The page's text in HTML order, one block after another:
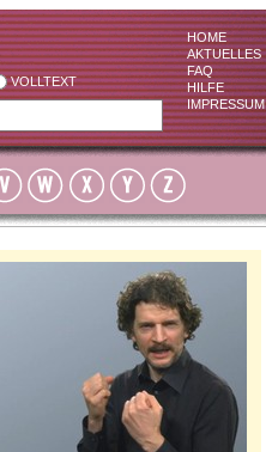
VOLLTEXT
HOME
AKTUELLES
FAQ
HILFE
IMPRESSUM